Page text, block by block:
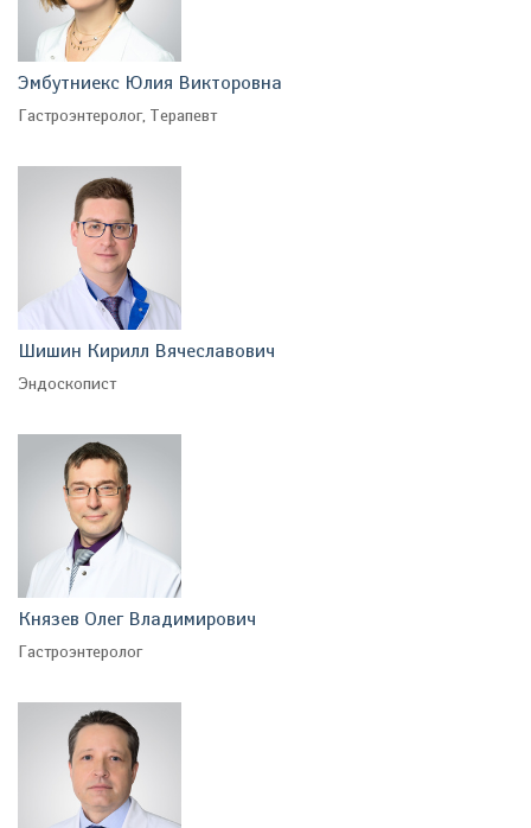
Эмбутниекс Юлия Викторовна
Гастроэнтеролог, Терапевт
Шишин Кирилл Вячеславович
Эндоскопист
Князев Олег Владимирович
Гастроэнтеролог